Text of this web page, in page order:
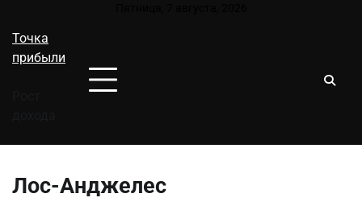
содержимому
Точка
прибыли
Лос-Анджелес